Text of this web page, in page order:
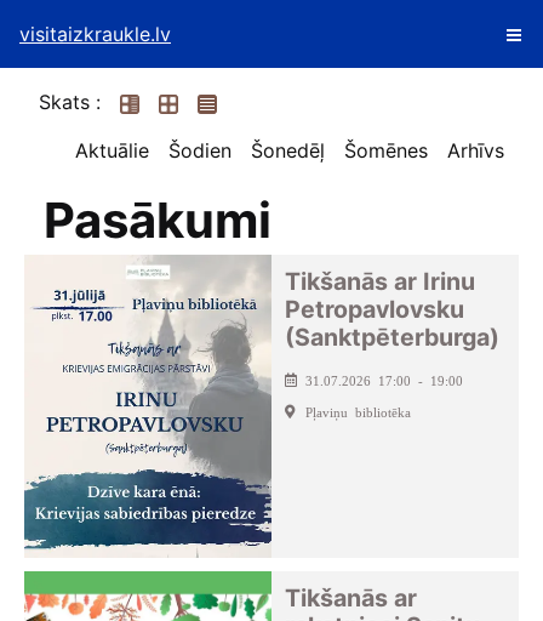
visitaizkraukle.lv
Skats :
Aktuālie
Šodien Šonedēļ Šomēnes Arhīvs
Pasākumi
Tikšanās ar Irinu
Petropavlovsku
(Sanktpēterburga)
31.07.2026 17:00 - 19:00
Pļaviņu bibliotēka
Tikšanās ar